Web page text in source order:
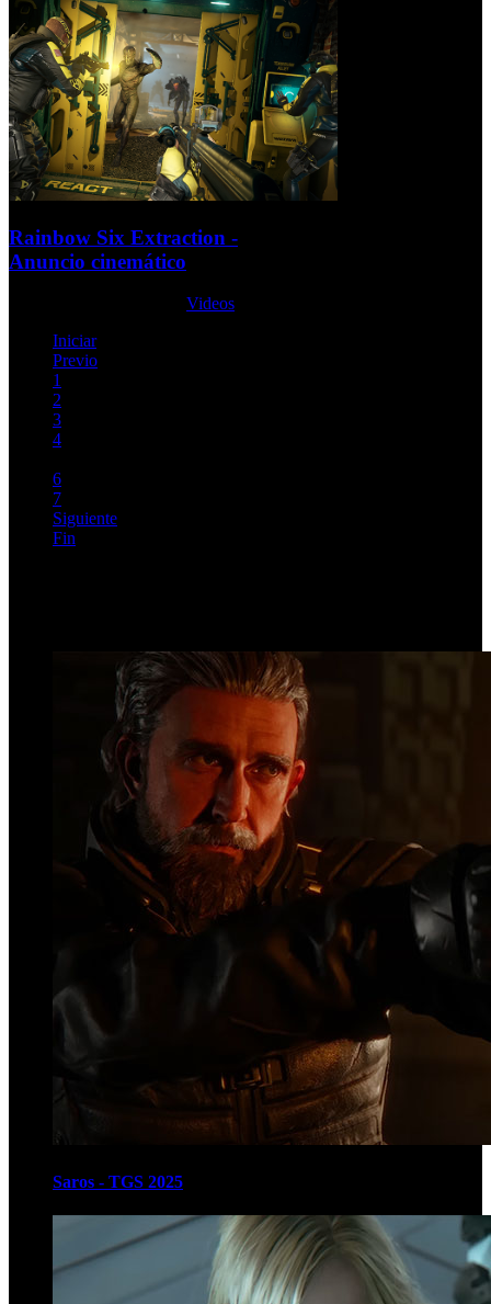
Rainbow Six Extraction -
Anuncio cinemático
Videos
Iniciar
Previo
1
2
3
4
6
7
Siguiente
Fin
Saros - TGS 2025